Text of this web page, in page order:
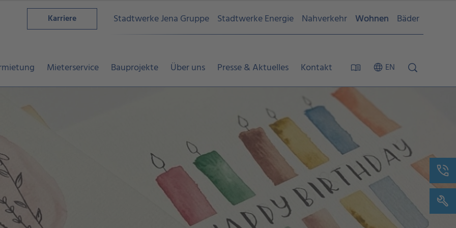
Karriere Stadtwerke Jena Gruppe Stadtwerke Energie Nahverkehr Wohnen Bäder
Mieterservice Bauprojekte Über uns Presse & Aktuelles Kontakt EN